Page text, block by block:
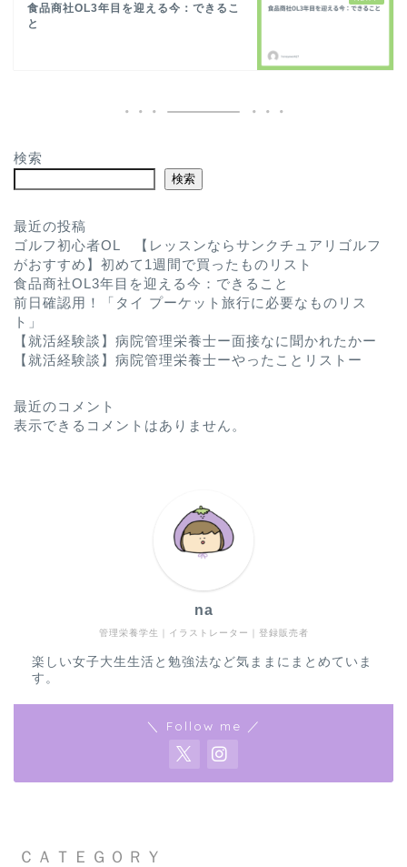
食品商社OL3年目を迎える今：できるこ
と
検索
検索
最近の投稿
ゴルフ初心者OL 【レッスンならサンクチュアリゴルフ
がおすすめ】初めて1週間で買ったものリスト
食品商社OL3年目を迎える今：できること
前日確認用！「タイ プーケット旅行に必要なものリス
ト」
【就活経験談】病院管理栄養士ー面接なに聞かれたかー
【就活経験談】病院管理栄養士ーやったことリストー
最近のコメント
表示できるコメントはありません。
管理栄養学生｜イラストレーター｜登録販売者
na
楽しい女子大生生活と勉強法など気ままにまとめていま
す。
＼ Follow me ／
ＣＡＴＥＧＯＲＹ